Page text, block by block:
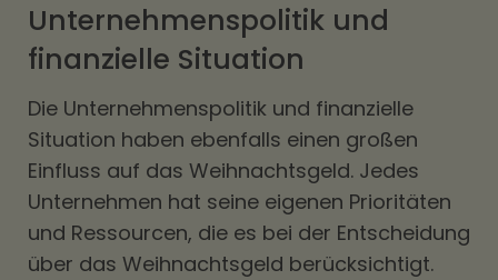
Unternehmenspolitik und
finanzielle Situation
Die Unternehmenspolitik und finanzielle
Situation haben ebenfalls einen großen
Einfluss auf das Weihnachtsgeld. Jedes
Unternehmen hat seine eigenen Prioritäten
und Ressourcen, die es bei der Entscheidung
über das Weihnachtsgeld berücksichtigt.